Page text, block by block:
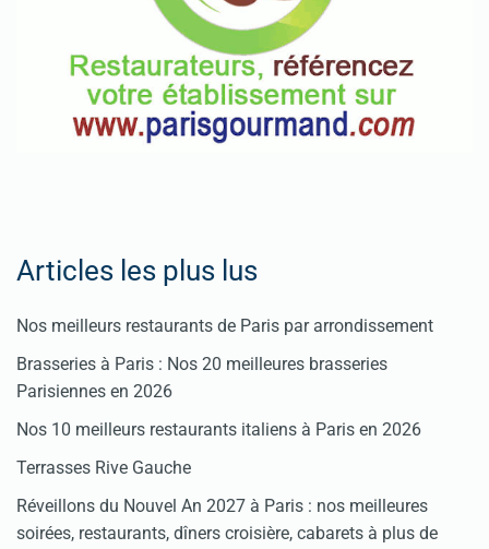
Articles les plus lus
Nos meilleurs restaurants de Paris par arrondissement
Brasseries à Paris : Nos 20 meilleures brasseries
Parisiennes en 2026
Nos 10 meilleurs restaurants italiens à Paris en 2026
Terrasses Rive Gauche
Réveillons du Nouvel An 2027 à Paris : nos meilleures
soirées, restaurants, dîners croisière, cabarets à plus de